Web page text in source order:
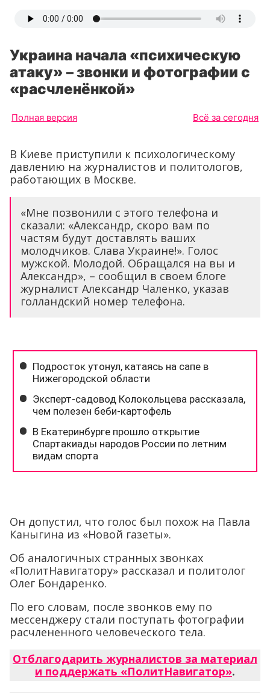
Украина начала «психическую
атаку» – звонки и фотографии с
«расчленёнкой»
Полная версия Всё за сегодня
В Киеве приступили к психологическому
давлению на журналистов и политологов,
работающих в Москве.
«Мне позвонили с этого телефона и
сказали: «Александр, скоро вам по
частям будут доставлять ваших
молодчиков. Слава Украине!». Голос
мужской. Молодой. Обращался на вы и
Александр», – сообщил в своем блоге
журналист Александр Чаленко, указав
голландский номер телефона.
Он допустил, что голос был похож на Павла
Каныгина из «Новой газеты».
Об аналогичных странных звонках
«ПолитНавигатору» рассказал и политолог
Олег Бондаренко.
По его словам, после звонков ему по
мессенджеру стали поступать фотографии
расчлененного человеческого тела.
Отблагодарить журналистов за материал
и поддержать «ПолитНавигатор».